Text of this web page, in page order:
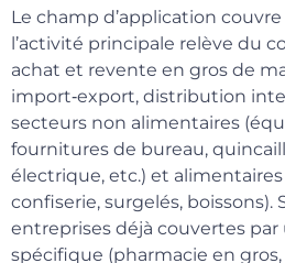
Le champ d’application
l’activité principale relève du
achat et revente en gros de
import‑export, distribution
secteurs non alimentaires
fournitures de bureau,
électrique, etc.) et
confiserie, surgelés, boissons).
entreprises déjà couvertes
spécifique (pharmacie en